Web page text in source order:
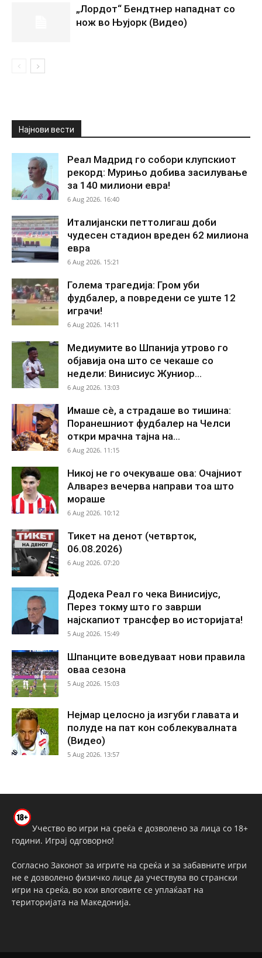
„Лордот“ Бендтнер нападнат со
нож во Њујорк (Видео)
Најнови вести
Реал Мадрид го собори клупскиот
рекорд: Мурињо добива засилување
за 140 милиони евра!
6 Aug 2026. 16:40
Италијански петтолигаш доби
чудесен стадион вреден 62 милиона
евра
6 Aug 2026. 15:21
Голема трагедија: Гром уби
фудбалер, а повредени се уште 12
играчи!
6 Aug 2026. 14:11
Медиумите во Шпанија утрово го
објавија она што се чекаше со
недели: Винисиус Жуниор...
6 Aug 2026. 13:03
Имаше сè, а страдаше во тишина:
Поранешниот фудбалер на Челси
откри мрачна тајна на...
6 Aug 2026. 11:15
Никој не го очекуваше ова: Очајниот
Алварез вечерва направи тоа што
мораше
6 Aug 2026. 10:12
Тикет на денот (четврток,
06.08.2026)
6 Aug 2026. 07:20
Додека Реал го чека Винисијус,
Перез токму што го заврши
најскапиот трансфер во историјата!
5 Aug 2026. 15:49
Шпанците воведуваат нови правила
оваа сезона
5 Aug 2026. 15:03
Нејмар целосно ја изгуби главата и
полуде на пат кон соблекувалната
(Видео)
5 Aug 2026. 13:57
Учество во игри на среќа е дозволено за лица со 18+
години. Играј одговорно!
Согласно Законот за игрите на среќа и за забавните игри
не е дозволено физичко лице да учествува во странски
игри на среќа, во кои влоговите се уплаќаат на
територијата на Македонија.